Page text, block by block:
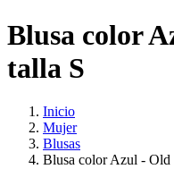
Blusa color
talla S
Inicio
Mujer
Blusas
Blusa color Azul -